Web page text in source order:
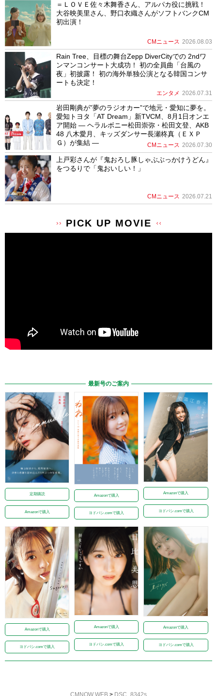
＝ＬＯＶＥ佐々木舞香さん、アルパカ役に挑戦！
大谷映美里さん、野口衣織さんがソフトバンクCM
初出演！
CMニュース 2026.08.03
Rain Tree、目標の舞台Zepp DiverCityでの 2ndワ
ンマンコンサート大成功！ 初の全員曲「台風の
夜」初披露！ 初の海外単独公演となる韓国コンサ
ートも決定！
エンタメ 2026.07.31
岩田剛典が”夢のラジオカー”で地元・愛知に夢を。
愛知トヨタ「AT Dream」新TVCM、8月1日オンエ
ア開始 ― ヘラルボニー松田崇弥・松田文登、AKB
48 八木愛月、キッズダンサー長瀬柊真（ＥＸＰ
Ｇ）が集結 ―
CMニュース 2026.07.30
上戸彩さんが『鬼おろし豚しゃぶぶっかけうどん』
をつるりで「鬼おいしい！」
CMニュース 2026.07.21
PICK UP MOVIE
最新号のご案内
定期購読
Amazonで購入
Amazonで購入
ヨドバシ.comで購入
Amazonで購入
ヨドバシ.comで購入
Amazonで購入
ヨドバシ.comで購入
Amazonで購入
ヨドバシ.comで購入
Amazonで購入
ヨドバシ.comで購入